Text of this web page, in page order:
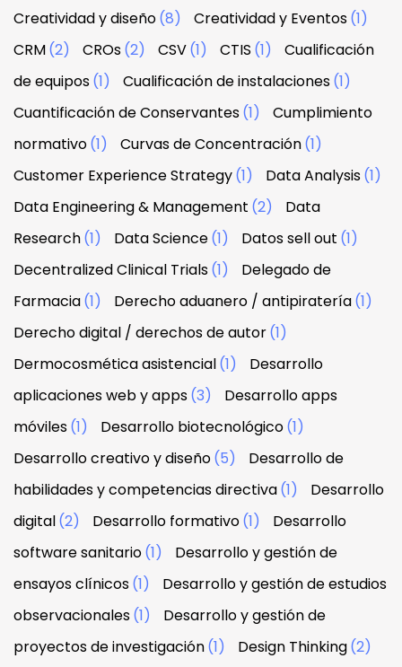
Creatividad y diseño(8) Creatividad y Eventos(1)
CRM(2) CROs(2) CSV(1) CTIS (1)
Cualificación
de equipos(1) Cualificación de instalaciones(1)
Cuantificación de Conservantes(1)
Cumplimiento
normativo(1) Curvas de Concentración(1)
Customer Experience Strategy(1) Data Analysis(1)
Data Engineering & Management (2)
Data
Research(1) Data Science(1) Datos sell out (1)
Decentralized Clinical Trials(1)
Delegado de
Farmacia(1) Derecho aduanero / antipiratería(1)
Derecho digital / derechos de autor(1)
Dermocosmética asistencial(1)
Desarrollo
aplicaciones web y apps(3)
Desarrollo apps
móviles(1) Desarrollo biotecnológico(1)
Desarrollo creativo y diseño(5)
Desarrollo de
habilidades y competencias directiva(1)
Desarrollo
digital(2) Desarrollo formativo(1)
Desarrollo
software sanitario(1)
Desarrollo y gestión de
ensayos clínicos(1)
Desarrollo y gestión de estudios
observacionales(1)
Desarrollo y gestión de
proyectos de investigación(1) Design Thinking(2)